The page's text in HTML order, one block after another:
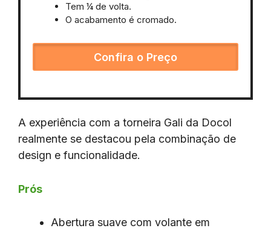
Tem ¼ de volta.
O acabamento é cromado.
Confira o Preço
A experiência com a torneira Gali da Docol
realmente se destacou pela combinação de
design e funcionalidade.
Prós
Abertura suave com volante em